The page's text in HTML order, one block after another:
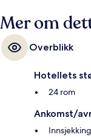
Mer om
Overblikk
Hotellets
24 rom
Ankomst/